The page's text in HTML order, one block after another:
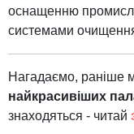
оснащенню
системами
Нагадаємо, раніше
найкрасивіших
знаходяться - читай